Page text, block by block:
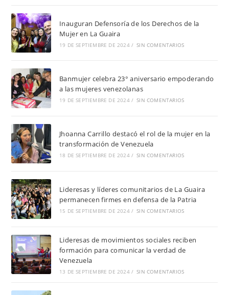
Inauguran Defensoría de los Derechos de la
Mujer en La Guaira
19 DE SEPTIEMBRE DE 2024 / SIN COMENTARIOS
Banmujer celebra 23° aniversario empoderando
a las mujeres venezolanas
19 DE SEPTIEMBRE DE 2024 / SIN COMENTARIOS
Jhoanna Carrillo destacó el rol de la mujer en la
transformación de Venezuela
18 DE SEPTIEMBRE DE 2024 / SIN COMENTARIOS
Lideresas y líderes comunitarios de La Guaira
permanecen firmes en defensa de la Patria
15 DE SEPTIEMBRE DE 2024 / SIN COMENTARIOS
Lideresas de movimientos sociales reciben
formación para comunicar la verdad de
Venezuela
13 DE SEPTIEMBRE DE 2024 / SIN COMENTARIOS